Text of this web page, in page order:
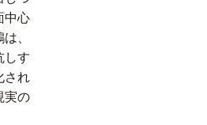
中心
、
しす
され
実の